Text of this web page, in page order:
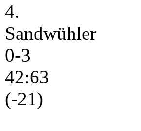
4.
Sandwühler
0-3
42:63
(-21)